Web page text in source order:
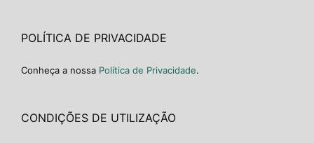
POLÍTICA DE PRIVACIDADE
Conheça a nossa Política de Privacidade.
CONDIÇÕES DE UTILIZAÇÃO